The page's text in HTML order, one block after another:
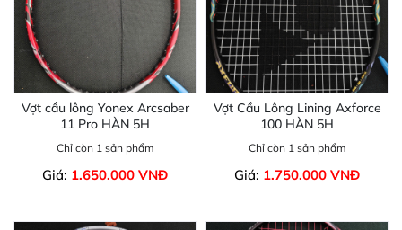
Vợt cầu lông Yonex Arcsaber
11 Pro HÀN 5H
Chỉ còn 1 sản phẩm
Giá: 1.650.000 VNĐ
Vợt Cầu Lông Lining Axforce
100 HÀN 5H
Chỉ còn 1 sản phẩm
Giá: 1.750.000 VNĐ